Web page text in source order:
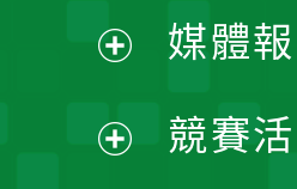
媒體
競賽
開